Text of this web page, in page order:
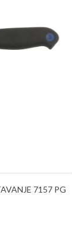
7157 PG